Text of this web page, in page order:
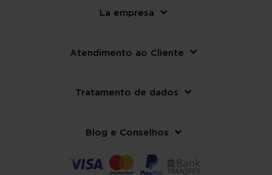
La empresa
Atendimento ao Cliente
Tratamento de dados
Blog e Conselhos